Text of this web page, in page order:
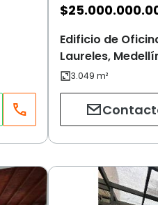
$
Edificio de
Laureles,